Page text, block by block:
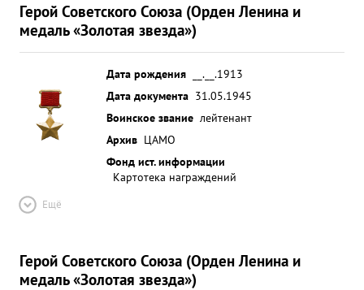
Герой Советского Союза (Орден Ленина и
медаль «Золотая звезда»)
Дата рождения
__.__.1913
Дата документа 31.05.1945
Воинское звание лейтенант
Архив ЦАМО
Фонд ист. информации
Картотека награждений
Ещё
Герой Советского Союза (Орден Ленина и
медаль «Золотая звезда»)